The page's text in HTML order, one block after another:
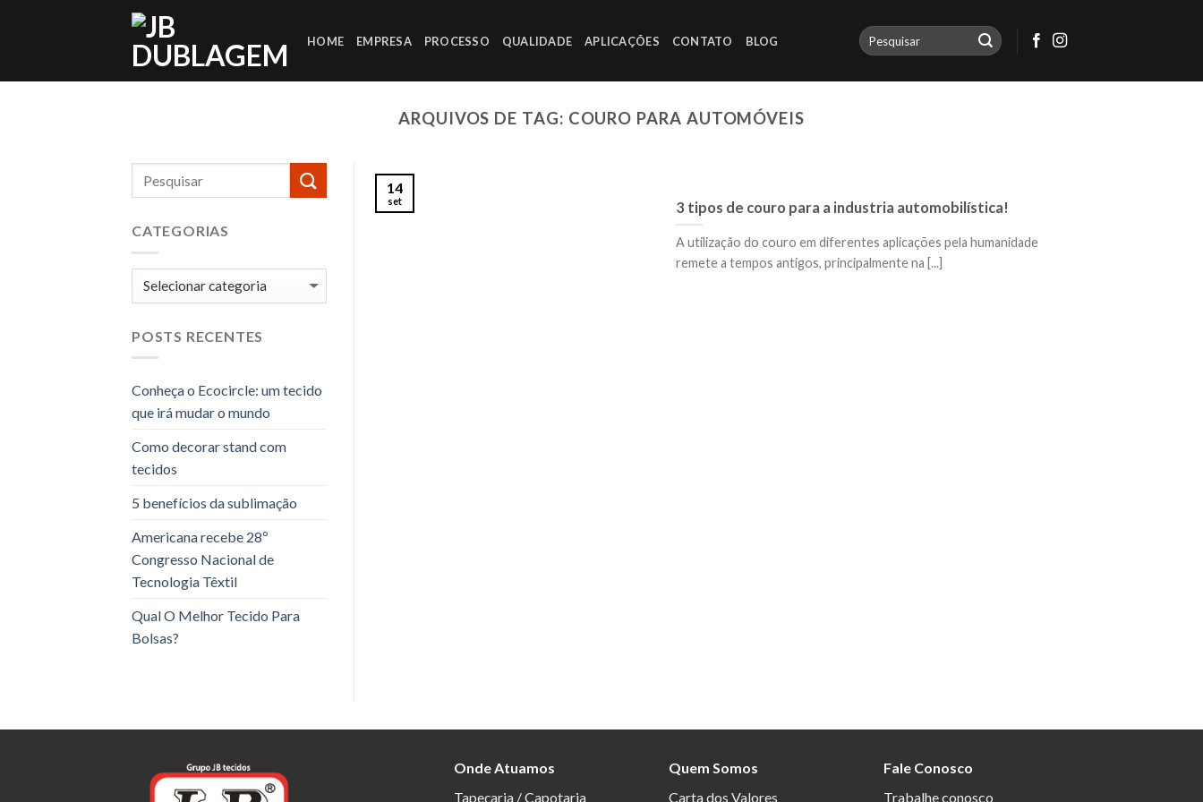
HOME EMPRESA PROCESSO QUALIDADE APLICAÇÕES CONTATO BLOG
ARQUIVOS DE TAG: COURO PARA AUTOMÓVEIS
CATEGORIAS
Categorias
POSTS RECENTES
Conheça o Ecocircle: um tecido
que irá mudar o mundo
Como decorar stand com
tecidos
5 benefícios da sublimação
Americana recebe 28º
Congresso Nacional de
Tecnologia Têxtil
Qual O Melhor Tecido Para
Bolsas?
3 tipos de couro para a industria automobilística!
A utilização do couro em diferentes aplicações pela humanidade
remete a tempos antigos, principalmente na [...]
14
set
Onde Atuamos
Tapeçaria / Capotaria
Quem Somos
Carta dos Valores
Fale Conosco
Trabalhe conosco